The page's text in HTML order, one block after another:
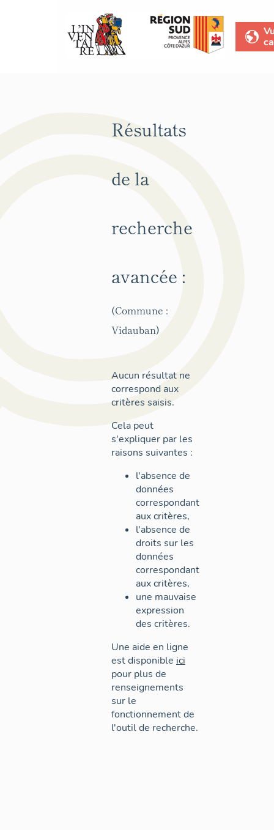
Résultats
de la
recherche
avancée :
(Commune :
Vidauban)
Aucun résultat ne
correspond aux
critères saisis.
Cela peut
s'expliquer par les
raisons suivantes :
l'absence de
données
correspondant
aux critères,
l'absence de
droits sur les
données
correspondant
aux critères,
une mauvaise
expression
des critères.
Une aide en ligne
est disponible ici
pour plus de
renseignements
sur le
fonctionnement de
l'outil de recherche.